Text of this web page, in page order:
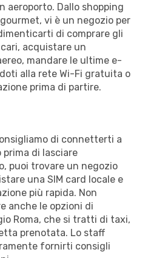
aeroporto. Dallo shopping
vi è un negozio per
di comprare gli
acquistare un
mandare le ultime e-
alla rete Wi-Fi gratuita o
prima di partire.
di connetterti a
di lasciare
puoi trovare un negozio
una SIM card locale e
più rapida. Non
anche le opzioni di
Roma, che si tratti di taxi,
prenotata. Lo staff
fornirti consigli